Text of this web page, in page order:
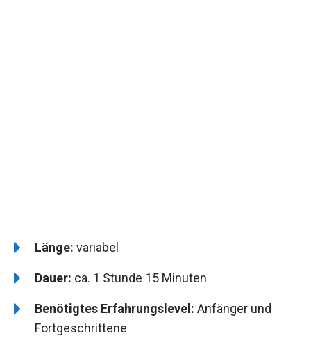
Länge: variabel
Dauer: ca. 1 Stunde 15 Minuten
Benötigtes Erfahrungslevel: Anfänger und
Fortgeschrittene